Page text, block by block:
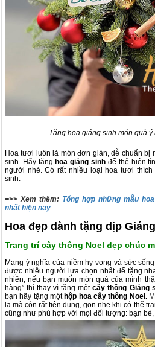
Tặng hoa giáng sinh món quà
Hoa tươi luôn là món đơn giản, dễ chuẩn bị
sinh. Hãy tặng hoa giáng sinh để thể hiện
người nhé. Có rất nhiều loại hoa tươi thích
sinh.
=>> Xem thêm: Tổng hợp những mẫu
nhất hiện nay
Hoa đẹp dành tặng dịp
Trang trí cây thông Noel đẹp chúc
Mang ý nghĩa của niềm hy vọng và sức
được nhiều người lựa chọn nhất để tặng
nhiên, nếu bạn muốn món quà của mình
hàng” thì thay vì tặng mộtcây thông Giáng
bạn hãy tặng một hộp hoa cây thông Noel.
lạ mà còn rất tiện dụng, gọn nhẹ khi có thể
cũng như phù hợp với mọi đối tượng: bạn